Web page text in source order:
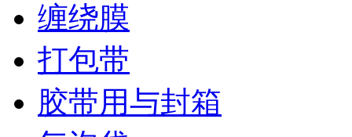
缠绕膜
打包带
胶带用与封箱